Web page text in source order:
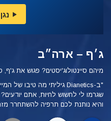
ג׳ף – ארה״ב
מיהם סיינטולוג'יסטים? פגוש את
"ב-Dianetics
גיליתי מה טיבו של
שגרמו לי לחשוש לחיות, אתם
והיא נותנת לכם תרפיה להשתחרר